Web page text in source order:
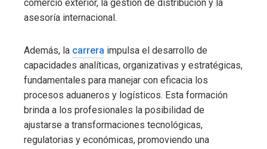
comercio exterior, la gestión de distribución y la
asesoría internacional.
Además, la carrera impulsa el desarrollo de
capacidades analíticas, organizativas y estratégicas,
fundamentales para manejar con eficacia los
procesos aduaneros y logísticos. Esta formación
brinda a los profesionales la posibilidad de
ajustarse a transformaciones tecnológicas,
regulatorias y económicas, promoviendo una